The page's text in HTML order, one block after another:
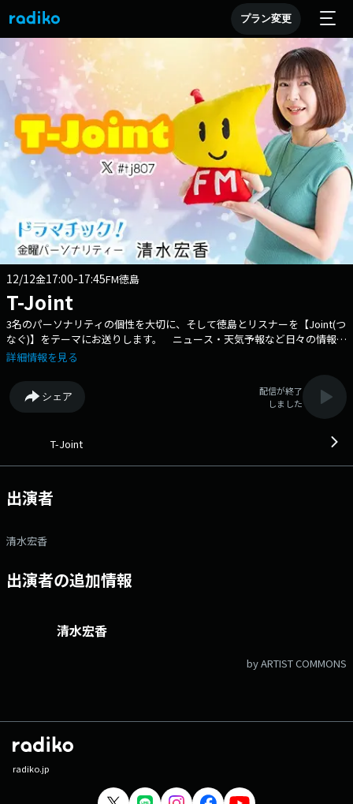
プラン変更
12/12金17:00-17:45FM徳島
T-Joint
3名のパーソナリティの個性を大切に、そして徳島とリスナーを【Joint(つ
なぐ)】をテーマにお送りします。 ニュース・天気予報など日々の情報は
もちろん、新旧洋邦の様々な音楽や情報で1日の締めくくりを彩りま
▽17:20〜 【 ニュースフラッシュ 】 今日のニュースからお届けしま
す。 ▽17:25〜 【 SOUND NOTE 】 旬の注目ナンバーをお送りしま
す。 ▽17:30〜 【 ウェザーインフォメーション 】 天気予報をお伝え
お伝えします。 ▽17:40〜 【 トラフィック・インフォメーション 】
https://www.fm807.jp/m/r/tj/ Xハッシュタグは「#tj807」 Xアカウン
トは「@fm807」 facebookページは
詳細情報を見る
シェア
配信が終了
しました
T-Joint
出演者
清水宏香
出演者の追加情報
清水宏香
by ARTIST COMMONS
radiko.jp